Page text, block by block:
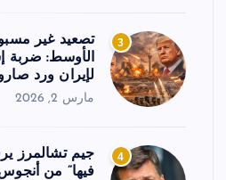
3
تصعيد غير
الأوسط: ضربة
لإيران ورد
مارس 2, 2026
4
جيم تشالمرز
فيها” من